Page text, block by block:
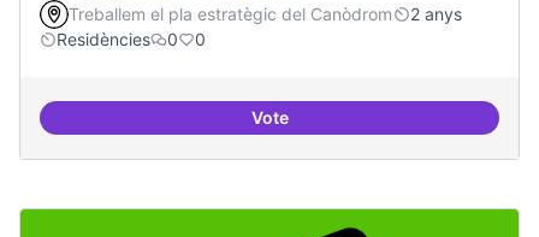
Treballem el pla estratègic del Canòdrom
2 anys
Residències
0 0
Vote20 projectes residents